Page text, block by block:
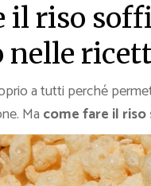
il riso
nelle
a tutti perché
Ma come fare il